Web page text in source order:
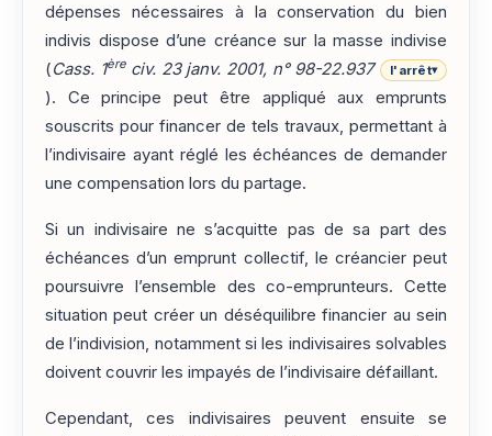
dépenses nécessaires à la conservation du bien
indivis dispose d’une créance sur la masse indivise
(Cass. 1èreciv. 23 janv. 2001, n° 98-22.937 l'arrêt▾
). Ce principe peut être appliqué aux emprunts
souscrits pour financer de tels travaux, permettant à
l’indivisaire ayant réglé les échéances de demander
une compensation lors du partage.
Si un indivisaire ne s’acquitte pas de sa part des
échéances d’un emprunt collectif, le créancier peut
poursuivre l’ensemble des co-emprunteurs. Cette
situation peut créer un déséquilibre financier au sein
de l’indivision, notamment si les indivisaires solvables
doivent couvrir les impayés de l’indivisaire défaillant.
Cependant, ces indivisaires peuvent ensuite se